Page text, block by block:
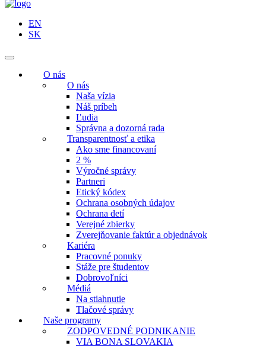
EN
SK
O nás
O nás
Naša vízia
Náš príbeh
Ľudia
Správna a dozorná rada
Transparentnosť a etika
Ako sme financovaní
2 %
Výročné správy
Partneri
Etický kódex
Ochrana osobných údajov
Ochrana detí
Verejné zbierky
Zverejňovanie faktúr a objednávok
Kariéra
Pracovné ponuky
Stáže pre študentov
Dobrovoľníci
Médiá
Na stiahnutie
Tlačové správy
Naše programy
ZODPOVEDNÉ PODNIKANIE
VIA BONA SLOVAKIA